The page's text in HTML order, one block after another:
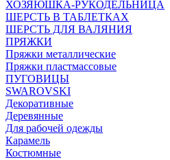
ХОЗЯЮШКА-РУКОДЕЛЬНИЦА
ШЕРСТЬ В ТАБЛЕТКАХ
ШЕРСТЬ ДЛЯ ВАЛЯНИЯ
ПРЯЖКИ
Пряжки металлические
Пряжки пластмассовые
ПУГОВИЦЫ
SWAROVSKI
Декоративные
Деревянные
Для рабочей одежды
Карамель
Костюмные